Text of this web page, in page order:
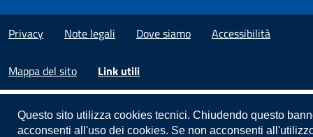
Privacy Note legali Dove siamo Accessibilità
Mappa del sito Link utili
Questo sito utilizza cookies tecnici. Chiudendo questo
acconsenti all'uso dei cookies. Se non acconsenti